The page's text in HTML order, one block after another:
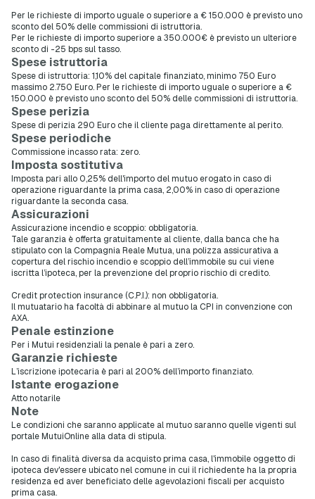
Per le richieste di importo uguale o superiore a € 150.000 è previsto uno
sconto del 50% delle commissioni di istruttoria.
Per le richieste di importo superiore a 350.000€ è previsto un ulteriore
sconto di -25 bps sul tasso.
Spese istruttoria
Spese di istruttoria: 1,10% del capitale finanziato, minimo 750 Euro
massimo 2.750 Euro. Per le richieste di importo uguale o superiore a €
150.000 è previsto uno sconto del 50% delle commissioni di istruttoria.
Spese perizia
Spese di perizia 290 Euro che il cliente paga direttamente al perito.
Spese periodiche
Commissione incasso rata: zero.
Imposta sostitutiva
Imposta pari allo 0,25% dell'importo del mutuo erogato in caso di
operazione riguardante la prima casa, 2,00% in caso di operazione
riguardante la seconda casa.
Assicurazioni
Assicurazione incendio e scoppio: obbligatoria.
Tale garanzia è offerta gratuitamente al cliente, dalla banca che ha
stipulato con la Compagnia Reale Mutua, una polizza assicurativa a
copertura del rischio incendio e scoppio dell’immobile su cui viene
iscritta l’ipoteca, per la prevenzione del proprio rischio di credito.
Credit protection insurance (C.P.I.): non obbligatoria.
Il mutuatario ha facoltà di abbinare al mutuo la CPI in convenzione con
AXA.
Penale estinzione
Per i Mutui residenziali la penale è pari a zero.
Garanzie richieste
L’iscrizione ipotecaria è pari al 200% dell’importo finanziato.
Istante erogazione
Atto notarile
Note
Le condizioni che saranno applicate al mutuo saranno quelle vigenti sul
portale MutuiOnline alla data di stipula.
In caso di finalità diversa da acquisto prima casa, l'immobile oggetto di
ipoteca dev'essere ubicato nel comune in cui il richiedente ha la propria
residenza ed aver beneficiato delle agevolazioni fiscali per acquisto
prima casa.